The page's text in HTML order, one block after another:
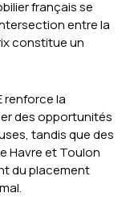
français se
entre la
constitue un
renforce la
des opportunités
tandis que des
Havre et Toulon
du placement